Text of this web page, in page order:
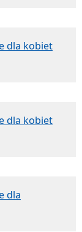
dla kobiet
dla kobiet
dla